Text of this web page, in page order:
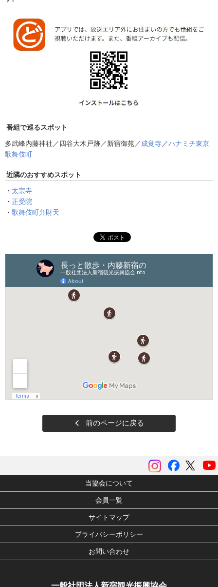
番組で巡るスポット
多武峰内藤神社／四谷大木戸跡／新宿御苑／成覚寺／ハナミチ東京
歌舞伎町
近隣のおすすめスポット
・ 太宗寺
・ 正受院
・ 歌舞伎町弁財天
前のページに戻る
ツイ
Facebook
instagram
当協会について
会員一覧
サイトマップ
プライバシーポリシー
お問い合わせ